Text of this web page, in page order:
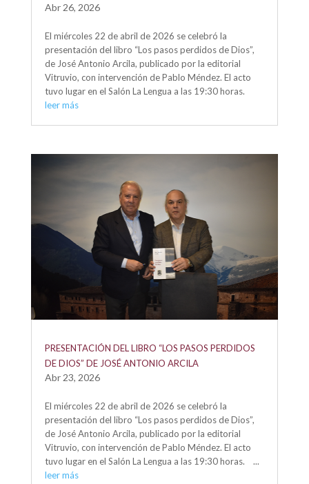
Abr 26, 2026
El miércoles 22 de abril de 2026 se celebró la
presentación del libro “Los pasos perdidos de Dios”,
de José Antonio Arcila, publicado por la editorial
Vitruvio, con intervención de Pablo Méndez. El acto
tuvo lugar en el Salón La Lengua a las 19:30 horas.
leer más
PRESENTACIÓN DEL LIBRO “LOS PASOS PERDIDOS
DE DIOS” DE JOSÉ ANTONIO ARCILA
Abr 23, 2026
El miércoles 22 de abril de 2026 se celebró la
presentación del libro “Los pasos perdidos de Dios”,
de José Antonio Arcila, publicado por la editorial
Vitruvio, con intervención de Pablo Méndez. El acto
tuvo lugar en el Salón La Lengua a las 19:30 horas. ...
leer más